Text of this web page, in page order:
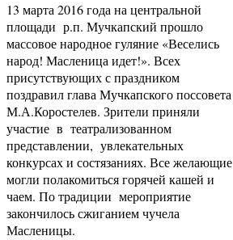
13 марта 2016 года на центральной
площади р.п. Мучкапский прошло
массовое народное гуляние «Веселись
народ! Масленица идет!». Всех
присутствующих с праздником
поздравил глава Мучкапского поссовета
М.А.Коростелев. Зрители приняли
участие в театрализованном
представлении, увлекательных
конкурсах и состязаниях. Все желающие
могли полакомиться горячей кашей и
чаем. По традиции мероприятие
закончилось сжиганием чучела
Масленицы.